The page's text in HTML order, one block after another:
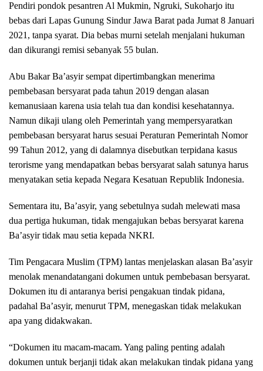
Pendiri pondok pesantren Al Mukmin, Ngruki, Sukoharjo itu
bebas dari Lapas Gunung Sindur Jawa Barat pada Jumat 8 Januari
2021, tanpa syarat. Dia bebas murni setelah menjalani hukuman
dan dikurangi remisi sebanyak 55 bulan.
Abu Bakar Ba’asyir sempat dipertimbangkan menerima
pembebasan bersyarat pada tahun 2019 dengan alasan
kemanusiaan karena usia telah tua dan kondisi kesehatannya.
Namun dikaji ulang oleh Pemerintah yang mempersyaratkan
pembebasan bersyarat harus sesuai Peraturan Pemerintah Nomor
99 Tahun 2012, yang di dalamnya disebutkan terpidana kasus
terorisme yang mendapatkan bebas bersyarat salah satunya harus
menyatakan setia kepada Negara Kesatuan Republik Indonesia.
Sementara itu, Ba’asyir, yang sebetulnya sudah melewati masa
dua pertiga hukuman, tidak mengajukan bebas bersyarat karena
Ba’asyir tidak mau setia kepada NKRI.
Tim Pengacara Muslim (TPM) lantas menjelaskan alasan Ba’asyir
menolak menandatangani dokumen untuk pembebasan bersyarat.
Dokumen itu di antaranya berisi pengakuan tindak pidana,
padahal Ba’asyir, menurut TPM, menegaskan tidak melakukan
apa yang didakwakan.
“Dokumen itu macam-macam. Yang paling penting adalah
dokumen untuk berjanji tidak akan melakukan tindak pidana yang